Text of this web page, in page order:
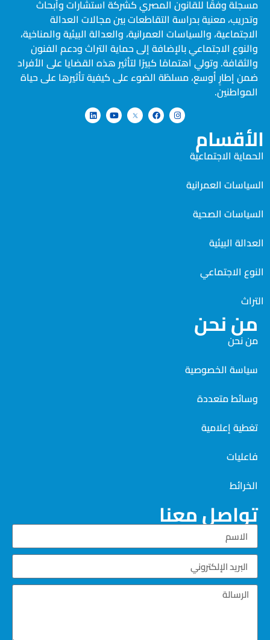
مسجلة وفقًا للقانون المصري كشركة استشارات وأبحاث
وتدريب، معنية بدراسة التقاطعات بين مجالات العدالة
الاجتماعية، والسياسات العمرانية، والعدالة البيئية والمناخية،
والنوع الاجتماعي بالإضافة إلى حماية التراث ودعم الفنون
والثقافة. وتولي اهتمامًا كبيرًا لتأثير هذه القضايا على الأفراد
ضمن إطارٍ أوسع، مسلطًة الضوء على كيفية تأثيرها على حياة
المواطنين.
الأقسام
الحماية الاجتماعية
السياسات العمرانية
السياسات الصحية
العدالة البيئية
النوع الاجتماعي
التراث
من نحن
من نحن
سياسة الخصوصية
وسائط متعددة
تغطية إعلامية
فاعليات
الخرائط
تواصل معنا